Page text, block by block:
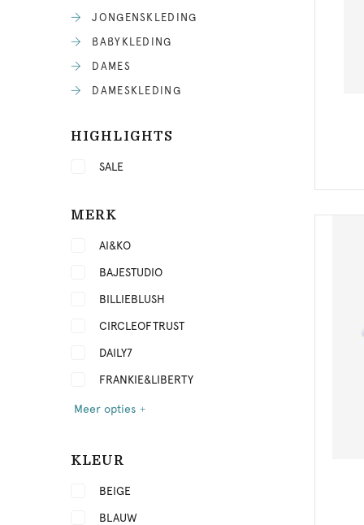
JONGENSKLEDING
BABYKLEDING
DAMES
DAMESKLEDING
HIGHLIGHTS
SALE
MERK
AI&KO
BAJESTUDIO
BILLIEBLUSH
CIRCLEOFTRUST
DAILY7
FRANKIE&LIBERTY
Meer opties
KLEUR
BEIGE
BLAUW